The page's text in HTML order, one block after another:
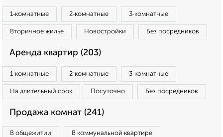
1‑комнатные 2‑комнатные 3‑комнатные
Вторичное жилье Новостройки Без посредников
Аренда квартир (203)
1‑комнатные 2‑комнатные 3‑комнатные
На длительный срок Посуточно Без посредников
Продажа комнат (241)
В общежитии В коммунальной квартире